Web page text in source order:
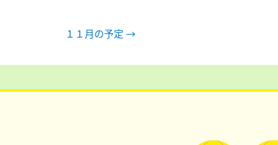
１１月の予定 →